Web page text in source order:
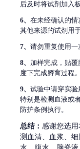
后及时将试剂加入
6、 在未经确认的
其他来源的试剂用
7、 请勿重复使用一
8、 加样完成，贴
度下完成孵育过程。
9、 试验中请穿实验
特别是检测血液或
防护条例执行。
总结： 感谢您选
测血清、血浆、